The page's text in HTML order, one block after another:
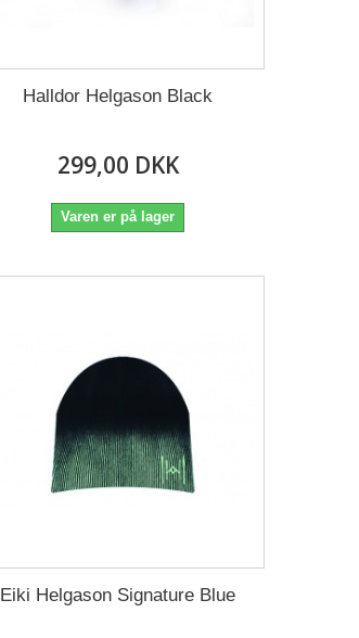
Halldor Helgason Black
299,00 DKK
Varen er på lager
Eiki Helgason Signature Blue